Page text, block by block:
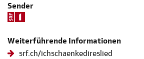
Sender
Weiterführende Informationen
srf.ch/ichschaenkedireslied